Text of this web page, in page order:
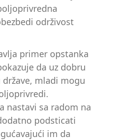
održivost
primer opstanka
da uz dobru
mladi mogu
nastavi sa radom na
podsticati
im da